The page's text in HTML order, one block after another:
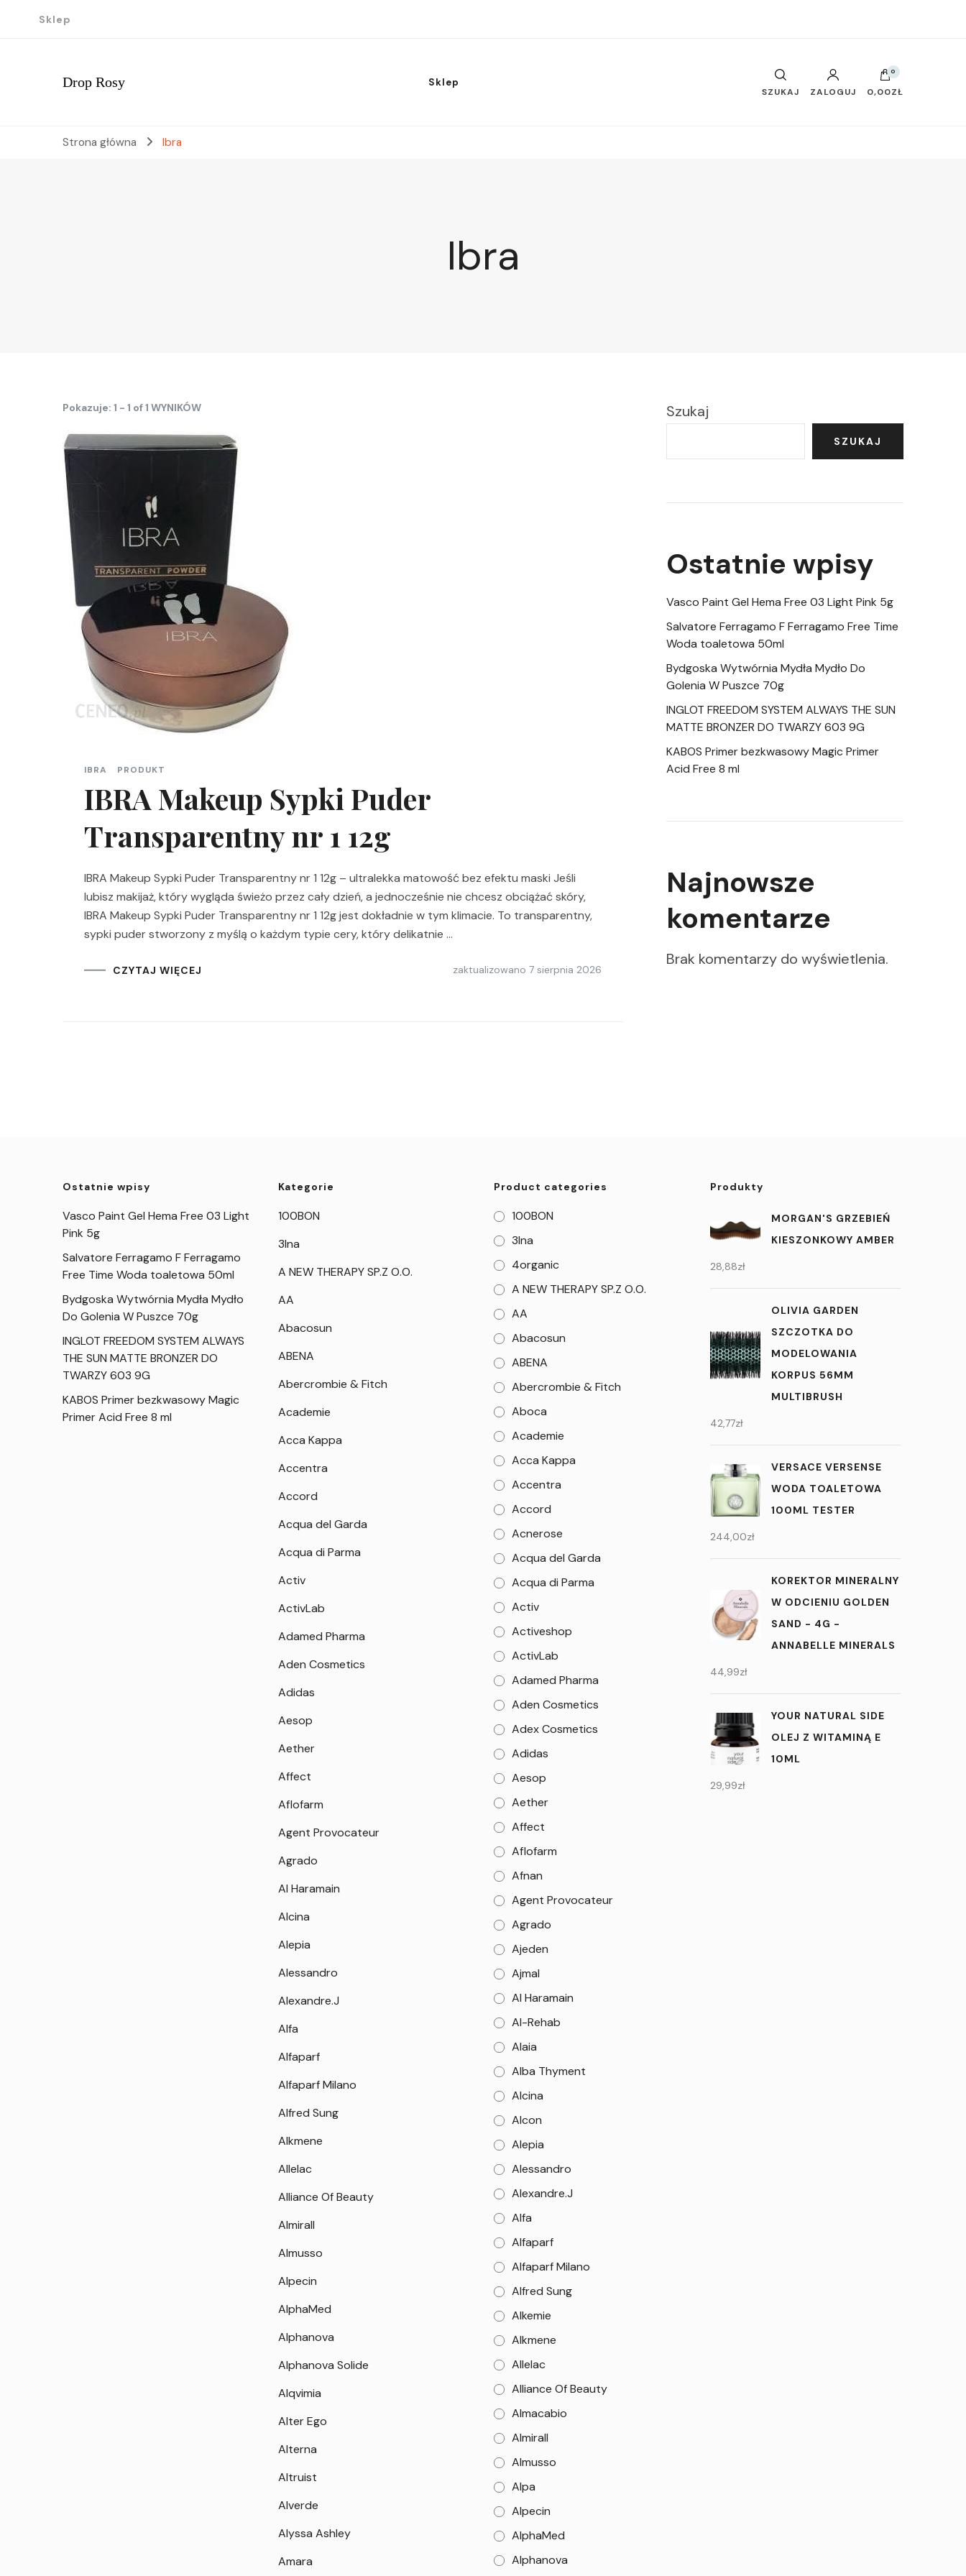
Sklep
Drop Rosy Sklep
SZUKAJ ZALOGUJ
0
0,00ZŁ
Strona główna Ibra
Ibra
Pokazuje: 1 - 1 of 1 WYNIKÓW
IBRA PRODUKT
IBRA Makeup Sypki Puder
Transparentny nr 1 12g
IBRA Makeup Sypki Puder Transparentny nr 1 12g – ultralekka matowość bez efektu maski Jeśli
lubisz makijaż, który wygląda świeżo przez cały dzień, a jednocześnie nie chcesz obciążać skóry,
IBRA Makeup Sypki Puder Transparentny nr 1 12g jest dokładnie w tym klimacie. To transparentny,
sypki puder stworzony z myślą o każdym typie cery, który delikatnie …
CZYTAJ WIĘCEJ zaktualizowano 7 sierpnia 2026
Szukaj
SZUKAJ
Ostatnie wpisy
Vasco Paint Gel Hema Free 03 Light Pink 5g
Salvatore Ferragamo F Ferragamo Free Time
Woda toaletowa 50ml
Bydgoska Wytwórnia Mydła Mydło Do
Golenia W Puszce 70g
INGLOT FREEDOM SYSTEM ALWAYS THE SUN
MATTE BRONZER DO TWARZY 603 9G
KABOS Primer bezkwasowy Magic Primer
Acid Free 8 ml
Najnowsze
komentarze
Brak komentarzy do wyświetlenia.
Ostatnie wpisy
Vasco Paint Gel Hema Free 03 Light
Pink 5g
Salvatore Ferragamo F Ferragamo
Free Time Woda toaletowa 50ml
Bydgoska Wytwórnia Mydła Mydło
Do Golenia W Puszce 70g
INGLOT FREEDOM SYSTEM ALWAYS
THE SUN MATTE BRONZER DO
TWARZY 603 9G
KABOS Primer bezkwasowy Magic
Primer Acid Free 8 ml
Kategorie
100BON
3Ina
A NEW THERAPY SP.Z O.O.
AA
Abacosun
ABENA
Abercrombie & Fitch
Academie
Acca Kappa
Accentra
Accord
Acqua del Garda
Acqua di Parma
Activ
ActivLab
Adamed Pharma
Aden Cosmetics
Adidas
Aesop
Aether
Affect
Aflofarm
Agent Provocateur
Agrado
Al Haramain
Alcina
Alepia
Alessandro
Alexandre.J
Alfa
Alfaparf
Alfaparf Milano
Alfred Sung
Alkmene
Allelac
Alliance Of Beauty
Almirall
Almusso
Alpecin
AlphaMed
Alphanova
Alphanova Solide
Alqvimia
Alter Ego
Alterna
Altruist
Alverde
Alyssa Ashley
Amara
Product categories
100BON
3Ina
4organic
A NEW THERAPY SP.Z O.O.
AA
Abacosun
ABENA
Abercrombie & Fitch
Aboca
Academie
Acca Kappa
Accentra
Accord
Acnerose
Acqua del Garda
Acqua di Parma
Activ
Activeshop
ActivLab
Adamed Pharma
Aden Cosmetics
Adex Cosmetics
Adidas
Aesop
Aether
Affect
Aflofarm
Afnan
Agent Provocateur
Agrado
Ajeden
Ajmal
Al Haramain
Al-Rehab
Alaia
Alba Thyment
Alcina
Alcon
Alepia
Alessandro
Alexandre.J
Alfa
Alfaparf
Alfaparf Milano
Alfred Sung
Alkemie
Alkmene
Allelac
Alliance Of Beauty
Almacabio
Almirall
Almusso
Alpa
Alpecin
AlphaMed
Alphanova
Produkty
MORGAN'S GRZEBIEŃ
KIESZONKOWY AMBER
28,88zł
OLIVIA GARDEN
SZCZOTKA DO
MODELOWANIA
KORPUS 56MM
MULTIBRUSH
42,77zł
VERSACE VERSENSE
WODA TOALETOWA
100ML TESTER
244,00zł
KOREKTOR MINERALNY
W ODCIENIU GOLDEN
SAND - 4G -
ANNABELLE MINERALS
44,99zł
YOUR NATURAL SIDE
OLEJ Z WITAMINĄ E
10ML
29,99zł